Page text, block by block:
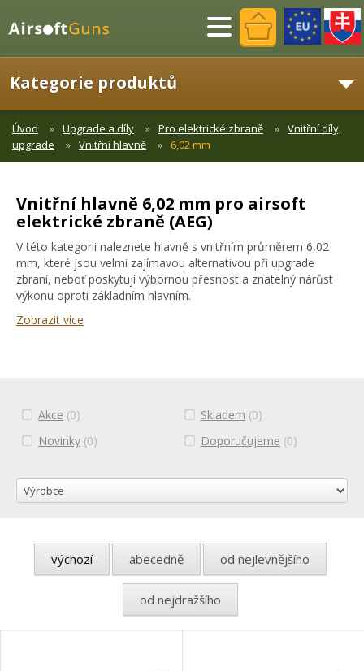
Menu
Kategorie produktů
Úvod Upgrade a díly Pro elektrické zbraně
Vnitřní díly,
upgrade
Vnitřní hlavně 6,02 mm
Vnitřní hlavně 6,02 mm pro airsoft
elektrické zbraně (AEG)
V této kategorii naleznete hlavně s vnitřním průměrem 6,02
mm, které jsou velmi zajímavou alternativou při upgrade
zbraní, neboť poskytují výbornou přesnost a znatelný nárůst
výkonu oproti základním hlavním.
Zobrazit více
Akce (0) Skladem (0)
Novinky (0) Doporučujeme (0)
výchozí abecedně od nejlevnějšího
od nejdražšího